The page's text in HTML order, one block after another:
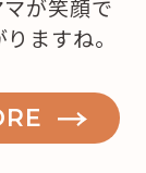
が笑顔で
ますね。